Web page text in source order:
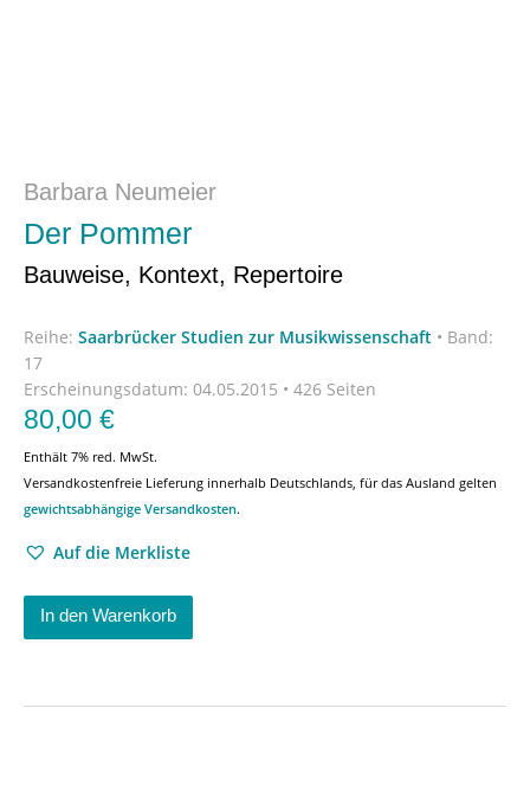
Barbara Neumeier
Der Pommer
Bauweise, Kontext, Repertoire
Reihe: Saarbrücker Studien zur Musikwissenschaft • Band:
17
Erscheinungsdatum: 04.05.2015 • 426 Seiten
80,00 €
Enthält 7% red. MwSt.
Versandkostenfreie Lieferung innerhalb Deutschlands, für das Ausland gelten
gewichtsabhängige Versandkosten.
Auf die Merkliste
In den Warenkorb